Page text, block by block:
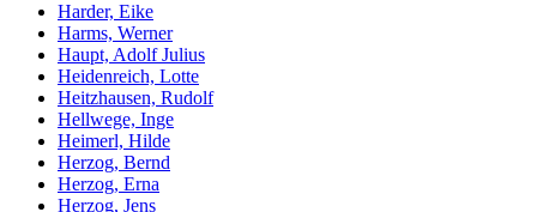
Harder, Eike
Harms, Werner
Haupt, Adolf Julius
Heidenreich, Lotte
Heitzhausen, Rudolf
Hellwege, Inge
Heimerl, Hilde
Herzog, Bernd
Herzog, Erna
Herzog, Jens